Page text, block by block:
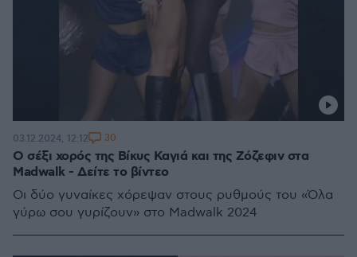
O σέξι χορός της Βίκυς Καγιά και της Ζόζεφιν στα
Madwalk - Δείτε το βίντεο
Οι δύο γυναίκες χόρεψαν στους ρυθμούς του «Όλα
γύρω σου γυρίζουν» στο Madwalk 2024
03.12.2024, 12:12 30